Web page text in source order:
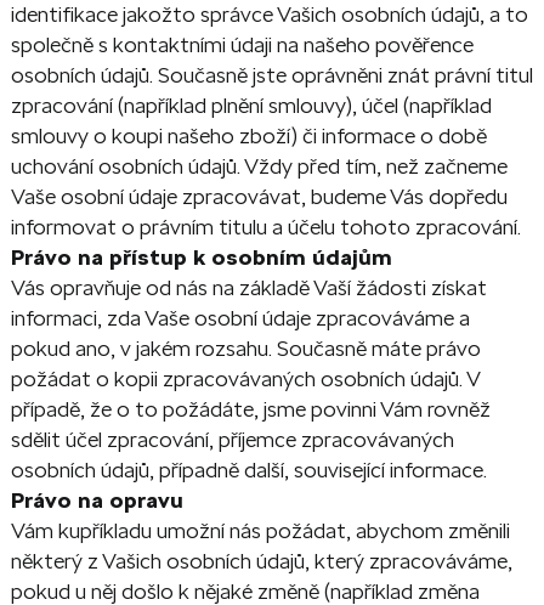
identifikace jakožto správce Vašich osobních údajů, a to
společně s kontaktními údaji na našeho pověřence
osobních údajů. Současně jste oprávněni znát právní titul
zpracování (například plnění smlouvy), účel (například
smlouvy o koupi našeho zboží) či informace o době
uchování osobních údajů. Vždy před tím, než začneme
Vaše osobní údaje zpracovávat, budeme Vás dopředu
informovat o právním titulu a účelu tohoto zpracování.
Právo na přístup k osobním údajům
Vás opravňuje od nás na základě Vaší žádosti získat
informaci, zda Vaše osobní údaje zpracováváme a
pokud ano, v jakém rozsahu. Současně máte právo
požádat o kopii zpracovávaných osobních údajů. V
případě, že o to požádáte, jsme povinni Vám rovněž
sdělit účel zpracování, příjemce zpracovávaných
osobních údajů, případně další, související informace.
Právo na opravu
Vám kupříkladu umožní nás požádat, abychom změnili
některý z Vašich osobních údajů, který zpracováváme,
pokud u něj došlo k nějaké změně (například změna